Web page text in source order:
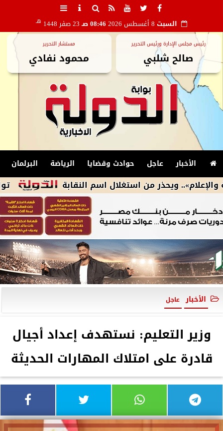
السبت 08:46 صـ 23 صفر 1448 هـ
رئيس مجلس الإدارة ورئيس التحرير
صالح شلبي
مستشار التحرير
محمود نفادي
الأخبار عاجل حوادث وقضايا الرياضة البرلمان
توافق ويحذر من استغلال اسم النقابة
الأخبار عاجل
وزير التعليم: نستهدف إعداد أجيال
قادرة على امتلاك المهارات الحديثة